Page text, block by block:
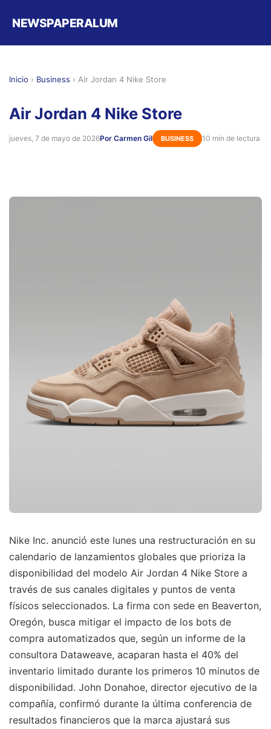
NEWSPAPERALUM
Inicio › Business › Air Jordan 4 Nike Store
Air Jordan 4 Nike Store
jueves, 7 de mayo de 2026Por Carmen Gil BUSINESS 10 min de lectura
Nike Inc. anunció este lunes una restructuración en su
calendario de lanzamientos globales que prioriza la
disponibilidad del modelo Air Jordan 4 Nike Store a
través de sus canales digitales y puntos de venta
físicos seleccionados. La firma con sede en Beaverton,
Oregón, busca mitigar el impacto de los bots de
compra automatizados que, según un informe de la
consultora Dataweave, acaparan hasta el 40% del
inventario limitado durante los primeros 10 minutos de
disponibilidad. John Donahoe, director ejecutivo de la
compañía, confirmó durante la última conferencia de
resultados financieros que la marca ajustará sus